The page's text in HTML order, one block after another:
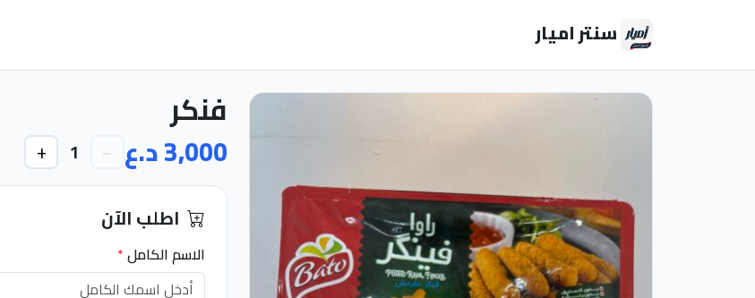
سنتر اميار
فنكر
3,000 د.ع −
1
+
اطلب الآن
الاسم الكامل*